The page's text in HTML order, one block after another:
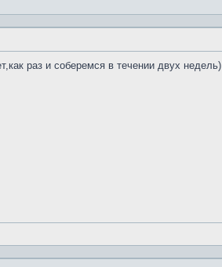
раз и соберемся в течении двух недель)